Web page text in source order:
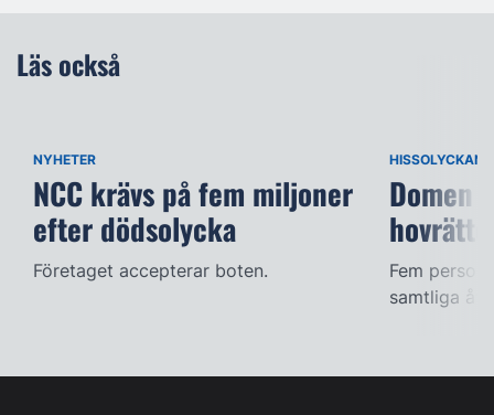
Läs också
NYHETER
NCC krävs på fem miljoner
efter dödsolycka
Företaget accepterar boten.
HISSOLYCKAN
Domen
Fem
samtliga